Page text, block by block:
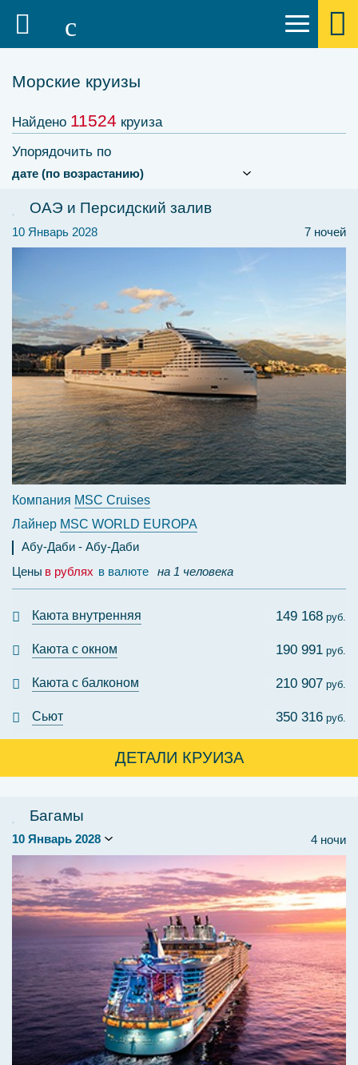
Морские круизы
Найдено 11524 круиза
Упорядочить по
ОАЭ и Персидский залив
7 ночей
10 Январь 2028
Компания MSC Cruises
Лайнер MSC WORLD EUROPA
Абу-Даби
Абу-Даби
Цены в рублях в валюте на 1 человека
Каюта внутренняя 149 168 руб.
Каюта с окном 190 991 руб.
Каюта с балконом 210 907 руб.
Сьют 350 316 руб.
ДЕТАЛИ КРУИЗА
Багамы
4 ночи